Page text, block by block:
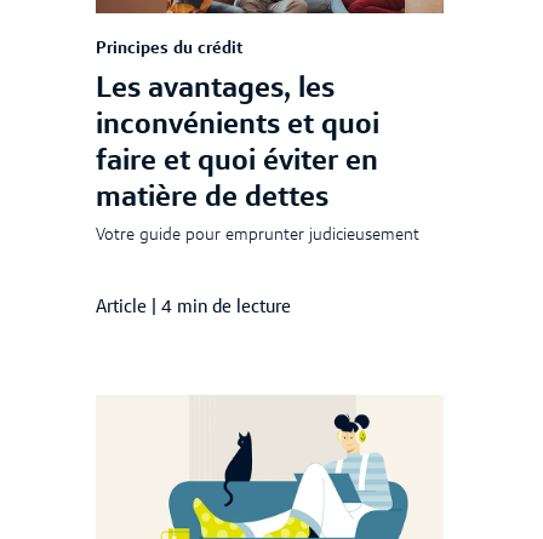
Principes du crédit
Les avantages, les
inconvénients et quoi
faire et quoi éviter en
matière de dettes
Votre guide pour emprunter judicieusement
Article 4 min de lecture